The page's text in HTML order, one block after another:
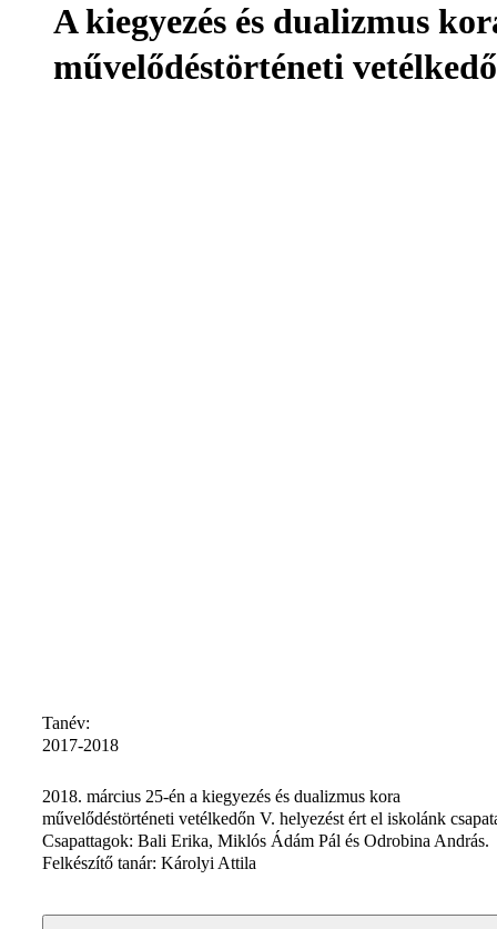
A kiegyezés és dualizmus
művelődéstörténeti vetélkedő
Tanév:
2017-2018
2018. március 25-én a kiegyezés és dualizmus kora
művelődéstörténeti vetélkedőn V. helyezést ért el iskolánk
Csapattagok: Bali Erika, Miklós Ádám Pál és Odrobina András.
Felkészítő tanár: Károlyi Attila